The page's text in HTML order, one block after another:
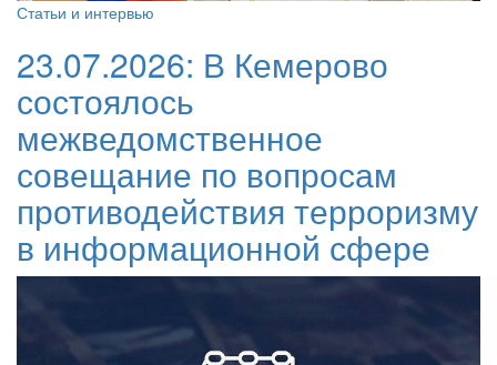
Статьи и интервью
23.07.2026: В Кемерово
состоялось
межведомственное
совещание по вопросам
противодействия терроризму
в информационной сфере